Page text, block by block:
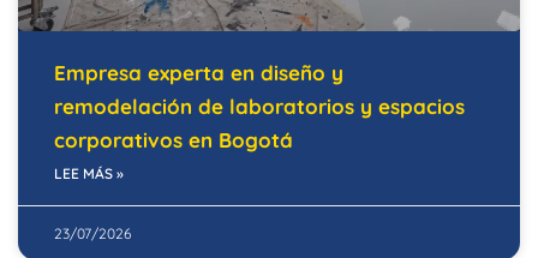
Empresa experta en diseño y
remodelación de laboratorios y espacios
corporativos en Bogotá
LEE MÁS »
23/07/2026